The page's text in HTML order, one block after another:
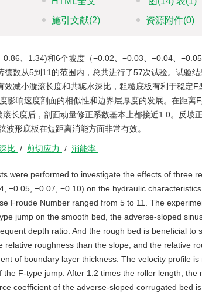
施引文献(2) 资源附件(0)
、1.34)和6个坡度（−0.02、−0.03、−0.04、
数从5到11的范围内，总共进行了57次试验。试验
效减小漩滚长度和共轭水深比，粗糙底板有利于稳定
影响速度剖面的相似性和边界层厚度的发展。在距离
长度后，剖面动量修正系数基本上都接近1.0。反坡
形底板在短距离消能方面非常有效。
比 / 剪切应力 / 消能率
were performed to investigate the effects of three
−0.05, −0.07, −0.10) on the hydraulic
Froude Number ranged from 5 to 11. The
jump on the smooth bed, the adverse-sloped
depth ratio. And the rough bed is beneficial to
relative roughness than the slope, and the relative
of boundary layer thickness. The velocity profile
F-type jump. After 1.2 times the roller length, the
coefficient of the adverse-sloped corrugated bed